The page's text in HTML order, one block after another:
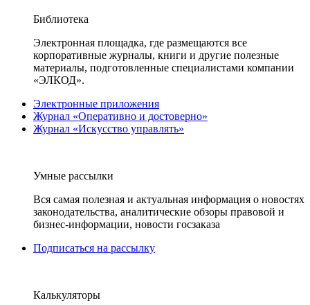
Библиотека
Электронная площадка, где размещаются все
корпоративные журналы, книги и другие полезные
материалы, подготовленные специалистами компании
«ЭЛКОД».
Электронные приложения
Журнал «Оперативно и достоверно»
Журнал «Искусство управлять»
Умные рассылки
Вся самая полезная и актуальная информация о новостях
законодательства, аналитические обзоры правовой и
бизнес-информации, новости госзаказа
Подписаться на рассылку
Калькуляторы